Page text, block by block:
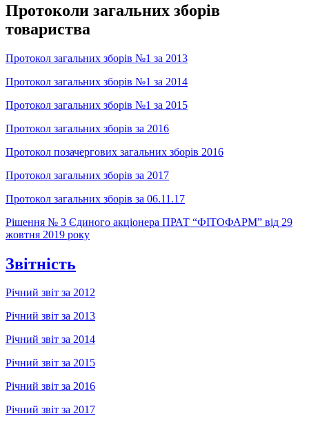
Протоколи загальних зборів
товариства
Протокол загальних зборів №1 за 2013
Протокол загальних зборів №1 за 2014
Протокол загальних зборів №1 за 2015
Протокол загальних зборів за 2016
Протокол позачергових загальних зборів 2016
Протокол загальних зборів за 2017
Протокол загальних зборів за 06.11.17
Рішення № 3 Єдиного акціонера ПРАТ “ФІТОФАРМ” від 29
жовтня 2019 року
Звітність
Річний звіт за 2012
Річний звіт за 2013
Річний звіт за 2014
Річний звіт за 2015
Річний звіт за 2016
Річний звіт за 2017